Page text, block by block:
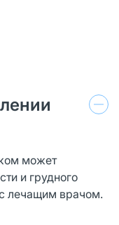
может
и грудного
лечащим врачом.